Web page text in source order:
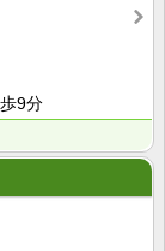
9分